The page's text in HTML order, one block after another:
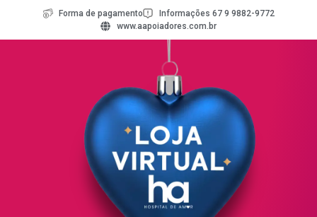
Forma de pagamento
Informações 67 9 9882-9772
www.aapoiadores.com.br